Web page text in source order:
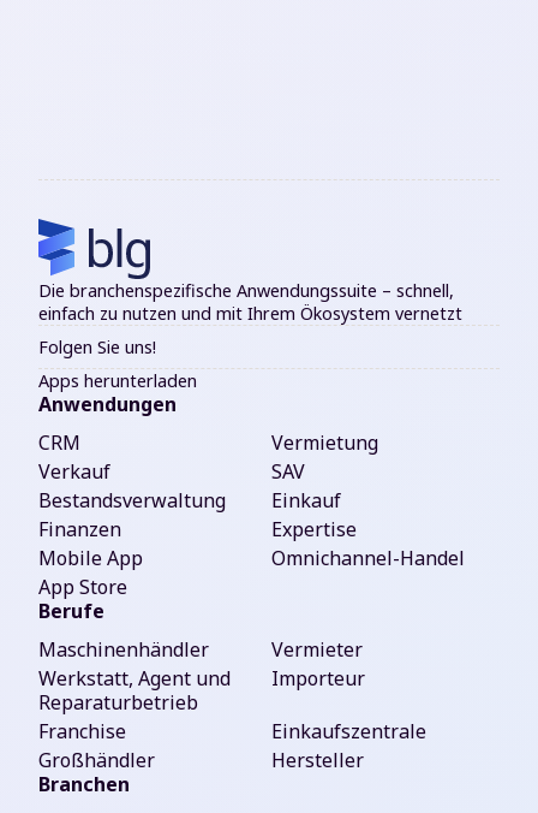
Die branchenspezifische Anwendungssuite – schnell,
einfach zu nutzen und mit Ihrem Ökosystem vernetzt
Folgen Sie uns!
Apps herunterladen
Anwendungen
CRM
Vermietung
Verkauf
SAV
Bestandsverwaltung
Einkauf
Finanzen
Expertise
Mobile App
Omnichannel-Handel
App Store
Berufe
Maschinenhändler
Vermieter
Werkstatt, Agent und
Reparaturbetrieb
Importeur
Franchise
Einkaufszentrale
Großhändler
Hersteller
Branchen